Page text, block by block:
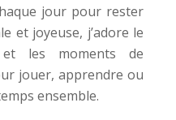
jour pour rester
et joyeuse, j’adore le
les moments de
jouer, apprendre ou
ensemble.